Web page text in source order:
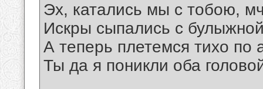
Эх, катались мы с тобою,
Искры сыпались с
А теперь плетемся тихо по
Ты да я поникли оба